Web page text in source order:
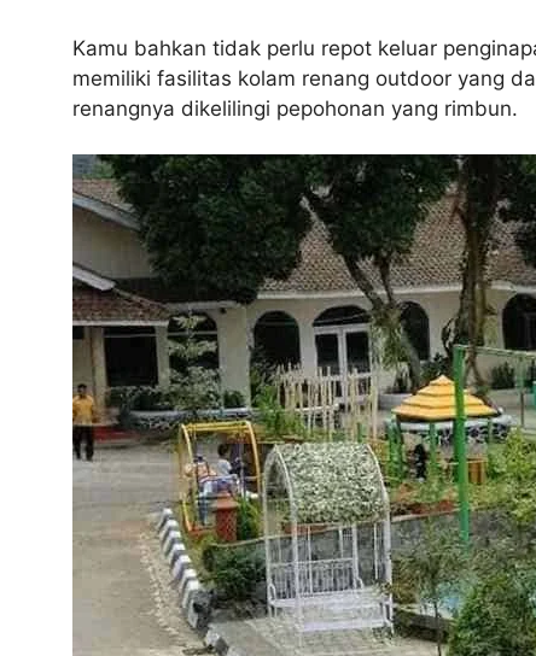
Kamu bahkan tidak perlu repot keluar
memiliki fasilitas kolam renang outdoor yang
renangnya dikelilingi pepohonan yang rimbun.